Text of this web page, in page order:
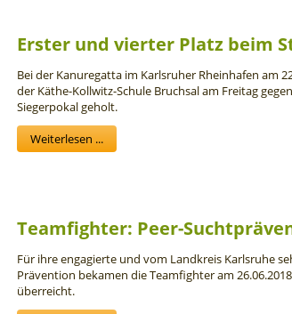
Erster und vierter Platz beim
Bei der Kanuregatta im Karlsruher Rheinhafen am
der Käthe-Kollwitz-Schule Bruchsal am Freitag
Siegerpokal geholt.
Weiterlesen ...
Teamfighter: Peer-
Für ihre engagierte und vom Landkreis Karlsruhe
Prävention bekamen die Teamfighter am
überreicht.